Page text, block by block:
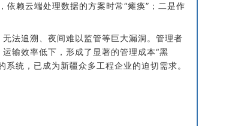
赖云端处理数据的方案时常“瘫痪”；二是作
法追溯、夜间难以监管等巨大漏洞。管理者
输效率低下，形成了显著的管理成本“黑
系统，已成为新疆众多工程企业的迫切需求。